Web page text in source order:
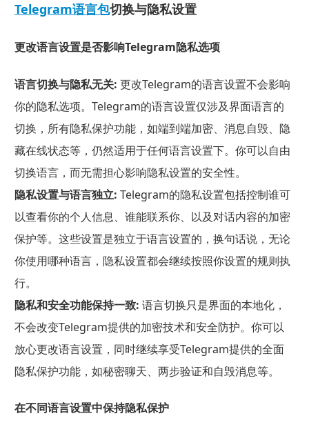
Telegram语言包切换与隐私设置
更改语言设置是否影响Telegram隐私选项
语言切换与隐私无关: 更改Telegram的语言设置不会影响
你的隐私选项。Telegram的语言设置仅涉及界面语言的
切换，所有隐私保护功能，如端到端加密、消息自毁、隐
藏在线状态等，仍然适用于任何语言设置下。你可以自由
切换语言，而无需担心影响隐私设置的安全性。
隐私设置与语言独立: Telegram的隐私设置包括控制谁可
以查看你的个人信息、谁能联系你、以及对话内容的加密
保护等。这些设置是独立于语言设置的，换句话说，无论
你使用哪种语言，隐私设置都会继续按照你设置的规则执
行。
隐私和安全功能保持一致: 语言切换只是界面的本地化，
不会改变Telegram提供的加密技术和安全防护。你可以
放心更改语言设置，同时继续享受Telegram提供的全面
隐私保护功能，如秘密聊天、两步验证和自毁消息等。
在不同语言设置中保持隐私保护